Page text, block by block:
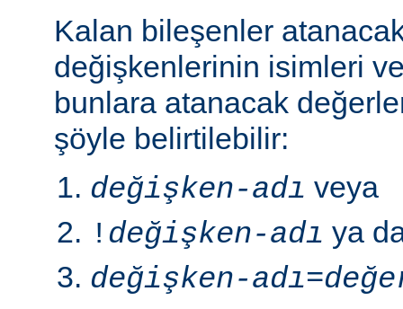
Kalan bileşenler
değişkenlerinin isimleri
bunlara atanacak
şöyle belirtilebilir:
değişken-adı veya
! değişken-adı ya
değişken-adı=